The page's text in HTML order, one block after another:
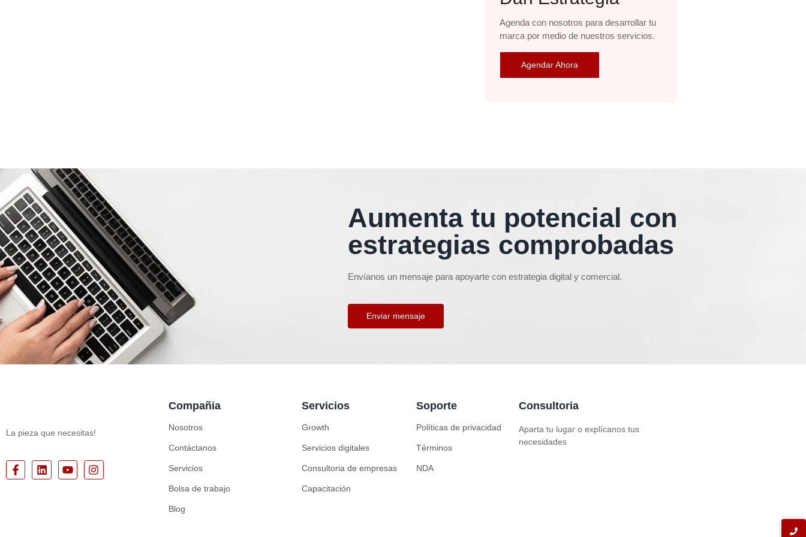
Agenda con nosotros para desarrollar tu
marca por medio de nuestros servicios.
Agendar Ahora
Aumenta tu potencial con
estrategias comprobadas
Envíanos un mensaje para apoyarte con estrategia digital y comercial.
Enviar mensaje
La pieza que necesitas!
Compañia
Nosotros
Contáctanos
Servicios
Bolsa de trabajo
Blog
Servicios
Growth
Servicios digitales
Consultoria de empresas
Capacitación
Soporte
Políticas de privacidad
Términos
NDA
Consultoria
Aparta tu lugar o explícanos tus
necesidades